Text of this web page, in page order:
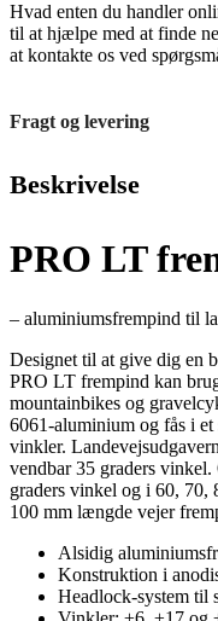
Hvad enten du handler
til at hjælpe med at finde
at kontakte os ved
Fragt og levering
Beskrivelse
PRO LT
– aluminiumsfrempind til
Designet til at give dig en
PRO LT frempind kan
mountainbikes og
6061-aluminium og fås i
vinkler.
vendbar 35 graders
graders vinkel og i 60,
100 mm længde vejer
Alsidig
Konstruktion i
Headlock-system til